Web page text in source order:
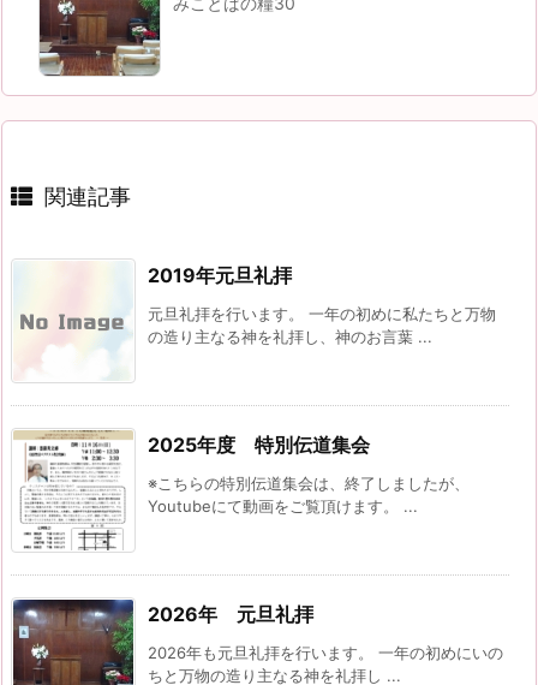
関連記事
2019年元旦礼拝
元旦礼拝を行います。 一年の初めに私たちと万物
の造り主なる神を礼拝し、神のお言葉 ...
2025年度 特別伝道集会
※こちらの特別伝道集会は、終了しましたが、
Youtubeにて動画をご覧頂けます。 ...
2026年 元旦礼拝
2026年も元旦礼拝を行います。 一年の初めにいの
ちと万物の造り主なる神を礼拝し ...